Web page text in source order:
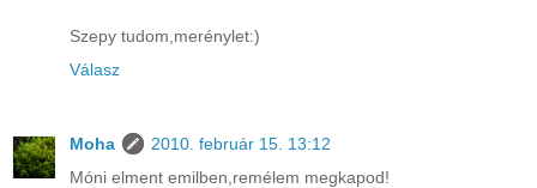
Szepy tudom,merénylet:)
Válasz
Moha
2010. február 15. 13:12
Móni elment emilben,remélem megkapod!